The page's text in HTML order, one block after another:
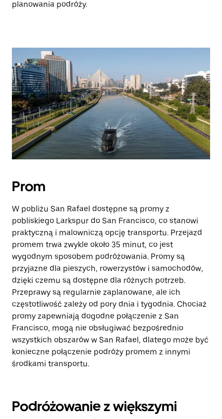
planowania podróży.
Prom
W pobliżu San Rafael dostępne są promy z
pobliskiego Larkspur do San Francisco, co stanowi
praktyczną i malowniczą opcję transportu. Przejazd
promem trwa zwykle około 35 minut, co jest
wygodnym sposobem podróżowania. Promy są
przyjazne dla pieszych, rowerzystów i samochodów,
dzięki czemu są dostępne dla różnych potrzeb.
Przeprawy są regularnie zaplanowane, ale ich
częstotliwość zależy od pory dnia i tygodnia. Chociaż
promy zapewniają dogodne połączenie z San
Francisco, mogą nie obsługiwać bezpośrednio
wszystkich obszarów w San Rafael, dlatego może być
konieczne połączenie podróży promem z innymi
środkami transportu.
Podróżowanie z większymi